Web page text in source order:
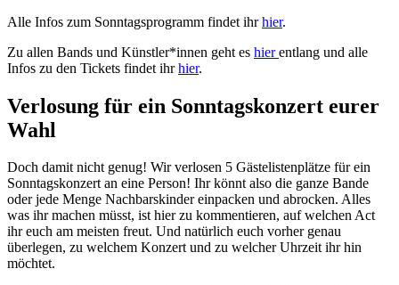
Alle Infos zum Sonntagsprogramm findet ihrhier.
Zu allen Bands und Künstler*innen geht es hierentlang und alle
Infos zu den Tickets findet ihrhier.
Verlosung für ein Sonntagskonzert eurer
Wahl
Doch damit nicht genug! Wir verlosen 5 Gästelistenplätze für ein
Sonntagskonzert an eine Person! Ihr könnt also die ganze Bande
oder jede Menge Nachbarskinder einpacken und abrocken. Alles
was ihr machen müsst, ist hier zu kommentieren, auf welchen Act
ihr euch am meisten freut. Und natürlich euch vorher genau
überlegen, zu welchem Konzert und zu welcher Uhrzeit ihr hin
möchtet.